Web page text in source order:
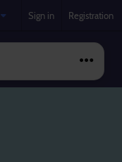
Registration
Sign in